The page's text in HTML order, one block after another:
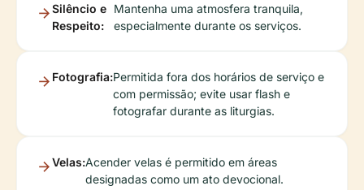
Silêncio e
Respeito:
Mantenha uma atmosfera tranquila,
especialmente durante os serviços.
Fotografia:Permitida fora dos horários de serviço e
com permissão; evite usar flash e
fotografar durante as liturgias.
Velas:Acender velas é permitido em áreas
designadas como um ato devocional.